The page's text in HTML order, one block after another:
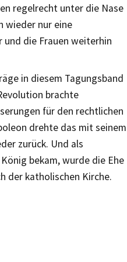
regelrecht unter die Nase
wieder nur eine
die Frauen weiterhin
in diesem Tagungsband
brachte
für den rechtlichen
drehte das mit seinem
zurück. Und als
bekam, wurde die Ehe
der katholischen Kirche.